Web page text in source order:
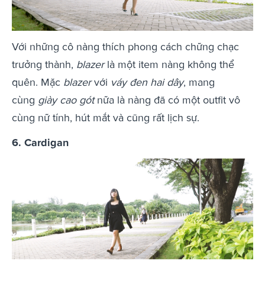
Với những cô nàng thích phong cách chững chạc
trưởng thành, blazerlà một item nàng không thể
quên. Mặc blazervới váy đen hai dây, mang
cùng giày cao gótnữa là nàng đã có một outfit vô
cùng nữ tính, hút mắt và cũng rất lịch sự.
6. Cardigan